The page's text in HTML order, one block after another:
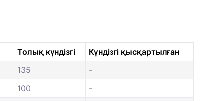
Толық күндізгі
Күндізгі қысқартылған
135
-
100
-